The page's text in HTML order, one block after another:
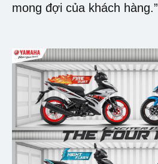
mong đợi của khách hàng.”